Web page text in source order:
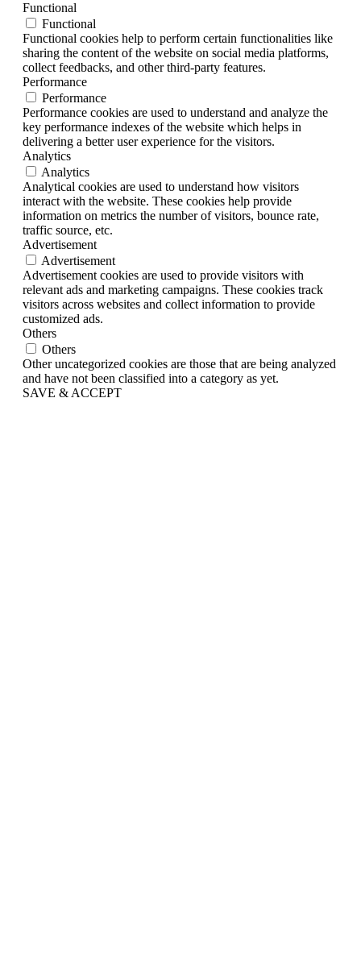
Functional
Functional
Functional cookies help to perform certain functionalities like
sharing the content of the website on social media platforms,
collect feedbacks, and other third-party features.
Performance
Performance
Performance cookies are used to understand and analyze the
key performance indexes of the website which helps in
delivering a better user experience for the visitors.
Analytics
Analytics
Analytical cookies are used to understand how visitors
interact with the website. These cookies help provide
information on metrics the number of visitors, bounce rate,
traffic source, etc.
Advertisement
Advertisement
Advertisement cookies are used to provide visitors with
relevant ads and marketing campaigns. These cookies track
visitors across websites and collect information to provide
customized ads.
Others
Others
Other uncategorized cookies are those that are being analyzed
and have not been classified into a category as yet.
SAVE & ACCEPT